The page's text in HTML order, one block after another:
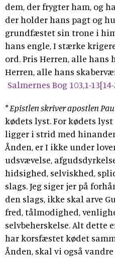
dem, der frygter ham, og
der holder hans pagt og
grundfæstet sin trone i
hans engle, I stærke
ord. Pris Herren, alle hans
Herren, alle hans
Salmernes Bog 103,1-
* Epistlen skriver apostlen
kødets lyst. For kødets
ligger i strid med
Ånden, er I ikke under
udsvævelse,
hidsighed, selviskhed,
slags. Jeg siger jer på
den slags, ikke skal arve
fred, tålmodighed,
selvbeherskelse. Alt dette
har korsfæstet kødet
Ånden, skal vi også